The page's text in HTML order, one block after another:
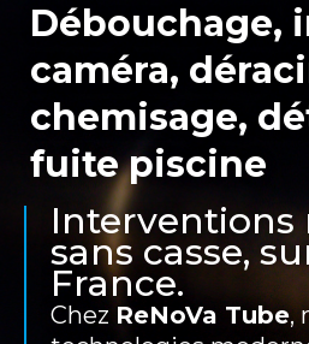
Débouchage,
caméra,
chemisage,
fuite piscine
Interventions
sans casse,
France.
Chez ReNoVa Tube,